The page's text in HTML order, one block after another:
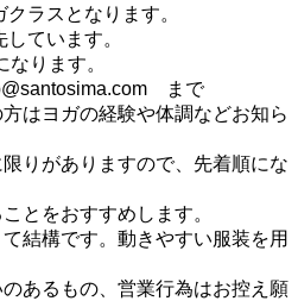
ラスとなります。
ています。
なります。
まで
ヨガの経験や体調などお知ら
りがありますので、先着順にな
とをおすすめします。
結構です。動きやすい服装を用
あるもの、営業行為はお控え願